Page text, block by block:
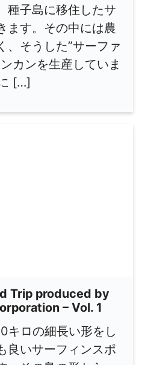
種子島に移住したサ
ます。その中には農
、そうした”サーファ
カンを生産していま
[…]
Trip produced by
– Vol. 1
キロの細長い形をし
良いサーフィンスポ